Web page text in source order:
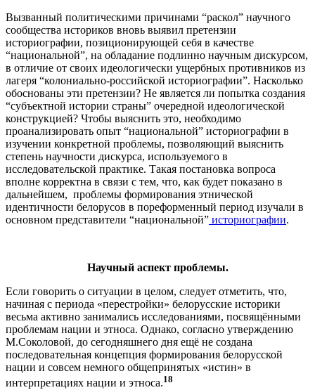
Вызванный политическими причинами “раскол” научного
сообщества историков вновь выявил претензии
историографии, позиционирующей себя в качестве
“национальной”, на обладание подлинно научным дискурсом,
в отличие от своих идеологически ущербных противников из
лагеря “колониально-российской историографии”. Насколько
обоснованы эти претензии? Не является ли попытка создания
“субъектной истории страны” очередной идеологической
конструкцией? Чтобы выяснить это, необходимо
проанализировать опыт “национальной” историографии в
изучении конкретной проблемы, позволяющий выяснить
степень научности дискурса, используемого в
исследовательской практике. Такая постановка вопроса
вполне корректна в связи с тем, что, как будет показано в
дальнейшем, проблемы формирования этнической
идентичности белорусов в пореформенный период изучали в
основном представители “национальной” историографии.
Научный аспект проблемы.
Если говорить о ситуации в целом, следует отметить, что,
начиная с периода «перестройки» белорусские историки
весьма активно занимались исследованиями, посвящёнными
проблемам нации и этноса. Однако, согласно утверждению
М.Соколовой, до сегодняшнего дня ещё не создана
последовательная концепция формирования белорусской
нации и совсем немного общепринятых «истин» в
интерпретациях нации и этноса.18